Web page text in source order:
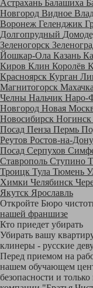
Астрахань Балашиха
Новгород Видное
Воронеж Геленджик
Долгопрудный
Зеленогорск
Йошкар-Ола Казань
Киров Клин Королёв
Красноярск Курган
Магнитогорск
Челны Нальчик Наро-
Новгород Новая
Новосибирск Ногинск
Посад Пенза Пермь
Реутов Ростов-на-Дону
Посад Серпухов
Ставрополь Ступино
Троицк Тула Тюмень
Химки Челябинск
Якутск Ярославль
Откройте Бюро
нашей франшизе
Кто приедет убирать
Убирать вашу
клинеры - русские
Перед приемом на
нашем обучающем
безопасности и